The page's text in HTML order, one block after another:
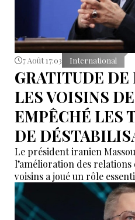
7 Août 17:03 International
GRATITUDE
LES VOISINS
EMPÊCHÉ LES
DE
Le président iranien
l’amélioration des relations
voisins a joué un rôle
Selon lui, les États de la
tentatives d’infiltration et
nord-ouest et sud-est de